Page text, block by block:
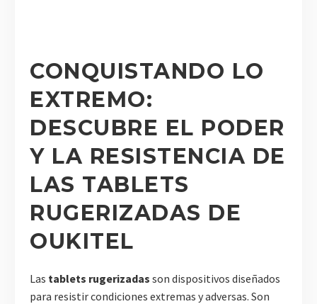
CONQUISTANDO LO
EXTREMO:
DESCUBRE EL PODER
Y LA RESISTENCIA DE
LAS TABLETS
RUGERIZADAS DE
OUKITEL
Las tablets rugerizadas son dispositivos diseñados
para resistir condiciones extremas y adversas. Son